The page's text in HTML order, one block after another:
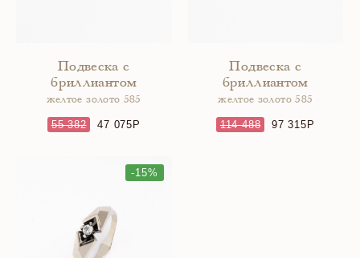
Подвеска с
бриллиантом
желтое золото 585
55 382 47 075
Подвеска с
бриллиантом
желтое золото 585
114 488 97 315
-15%